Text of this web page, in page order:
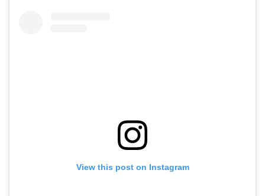
View this post on Instagram